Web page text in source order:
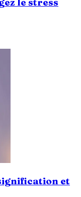
et